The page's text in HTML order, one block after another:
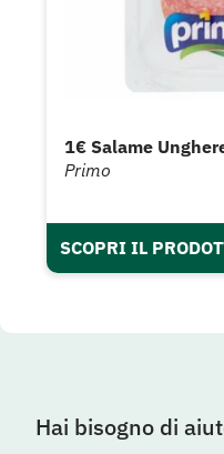
1€ Salame
Primo
SCOPRI IL
Hai bisogno di